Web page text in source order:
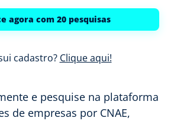
e pesquise na plataforma
de empresas por CNAE,
agora com 20 pesquisas
cadastro? Clique aqui!